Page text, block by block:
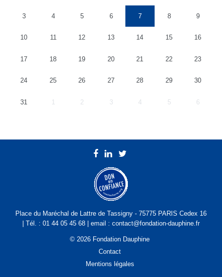
3 4 5 6 7 8 9
10 11 12 13 14 15 16
17 18 19 20 21 22 23
24 25 26 27 28 29 30
31 1 2 3 4 5 6
Place du Maréchal de Lattre de Tassigny - 75775 PARIS Cedex 16
| Tél. : 01 44 05 45 68 | email : contact@fondation-dauphine.fr
© 2026 Fondation Dauphine
Contact
Mentions légales